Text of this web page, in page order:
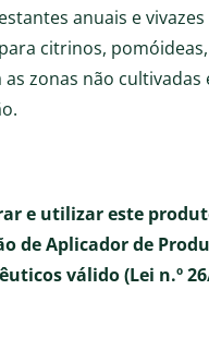
anuais e vivazes
citrinos,
as zonas não cultivadas
e utilizar este
de Aplicador de
válido (Lei n.º